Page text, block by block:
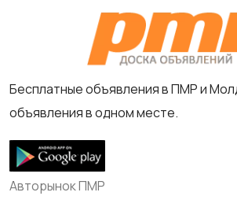
Бесплатные объявления в ПМР и
объявления в одном месте.
Авторынок ПМР